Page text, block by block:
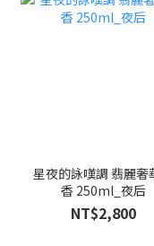
星夜的詠嘆調 翡麗奢
香 250ml_夜后
NT$2,800